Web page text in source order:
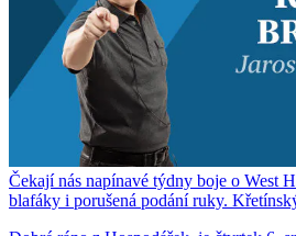
Čekají nás napínavé týdny boje o West
blafáky i porušená podání ruky.